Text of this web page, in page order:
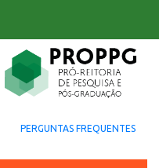
PERGUNTAS FREQUENTES